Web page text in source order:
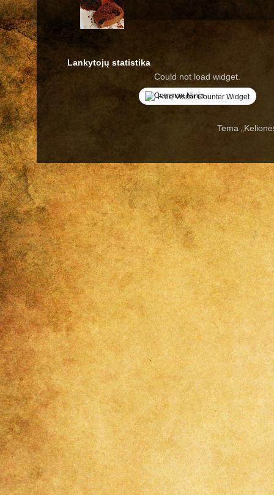
Lankytojų statistika
Could not load widget.
Free Visitor Counter Widget
Tema